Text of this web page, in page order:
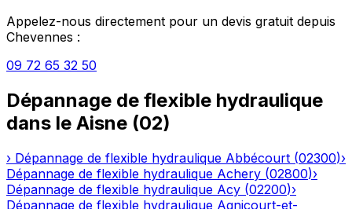
Appelez-nous directement pour un devis gratuit depuis
Chevennes :
09 72 65 32 50
Dépannage de flexible hydraulique
dans le Aisne (02)
› Dépannage de flexible hydraulique Abbécourt (02300)›
Dépannage de flexible hydraulique Achery (02800)›
Dépannage de flexible hydraulique Acy (02200)›
Dépannage de flexible hydraulique Agnicourt-et-